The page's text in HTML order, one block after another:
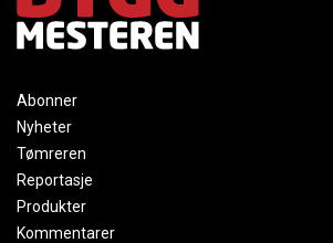
Abonner
Nyheter
Tømreren
Reportasje
Produkter
Kommentarer